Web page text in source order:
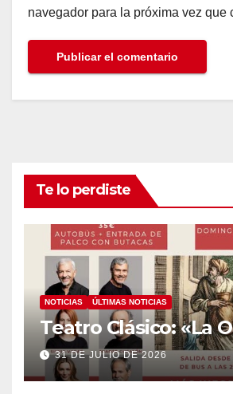
navegador para la próxima vez que
Te lo perdiste
NOTICIAS ÚLTIMAS NOTICIAS
Teatro Clásico: «La
31 DE JULIO DE 2026